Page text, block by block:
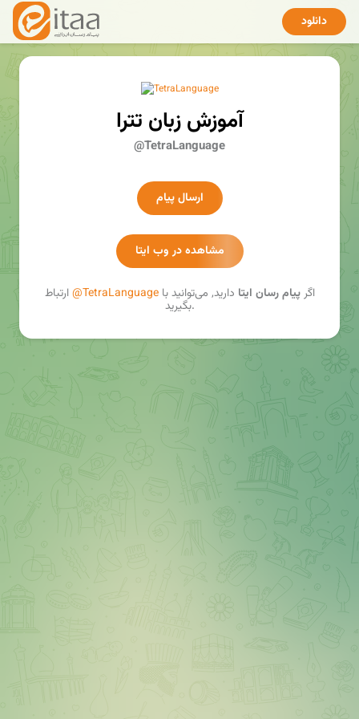
دانلود
آموزش زبان تترا
@TetraLanguage
ارسال پیام
مشاهده در وب ایتا
اگرپیام رسان ایتا دارید, می‌توانید با@TetraLanguageارتباط
بگیرید.